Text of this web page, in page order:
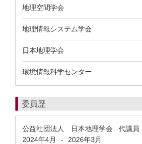
地理空間学会
地理情報システム学会
日本地理学会
環境情報科学センター
委員歴
公益社団法人 日本地理学会 代議員
2024年4月 - 2026年3月